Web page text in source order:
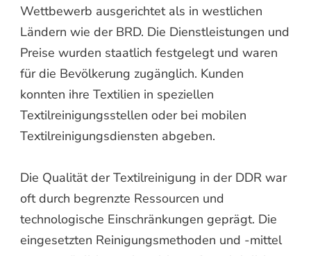
Wettbewerb ausgerichtet als in westlichen
Ländern wie der BRD. Die Dienstleistungen und
Preise wurden staatlich festgelegt und waren
für die Bevölkerung zugänglich. Kunden
konnten ihre Textilien in speziellen
Textilreinigungsstellen oder bei mobilen
Textilreinigungsdiensten abgeben.
Die Qualität der Textilreinigung in der DDR war
oft durch begrenzte Ressourcen und
technologische Einschränkungen geprägt. Die
eingesetzten Reinigungsmethoden und -mittel